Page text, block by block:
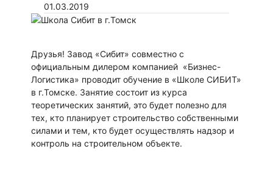
01.03.2019
Друзья! Завод «Сибит» совместно с
официальным дилером компанией «Бизнес-
Логистика» проводит обучение в «Школе СИБИТ»
в г.Томске. Занятие состоит из курса
теоретических занятий, это будет полезно для
тех, кто планирует строительство собственными
силами и тем, кто будет осуществлять надзор и
контроль на строительном объекте.